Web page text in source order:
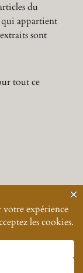
du
appartient
sont
tout ce